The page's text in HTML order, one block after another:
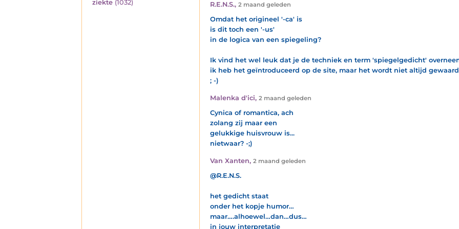
ziekte (1032) R.E.N.S., 2 maand geleden
Omdat het origineel '-ca' is
is dit toch een '-us'
in de logica van een spiegeling?
Ik vind het wel leuk dat je de techniek en term 'spiegelgedicht'
ik heb het geïntroduceerd op de site, maar het wordt niet altijd
; -)
Malenka d'ici, 2 maand geleden
Cynica of romantica, ach
zolang zij maar een
gelukkige huisvrouw is...
nietwaar? -;)
Van Xanten, 2 maand geleden
@R.E.N.S.
het gedicht staat
onder het kopje humor…
maar….alhoewel…dan…dus…
in jouw interpretatie